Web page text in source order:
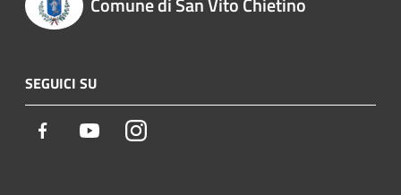
SEGUICI SU
Facebook YoutubeInstagram